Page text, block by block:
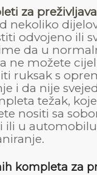
za
nekoliko
odvojeno ili
da u
ne možete
ruksak s
i da nije
težak,
nositi sa
ili u
kompleta za